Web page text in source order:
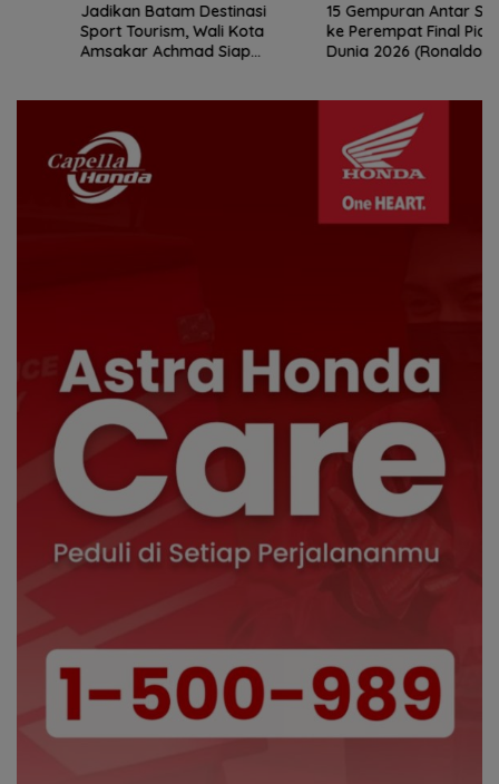
Jadikan Batam Destinasi
Sport Tourism, Wali Kota
Amsakar Achmad Siap
15 Gempuran Antar Spanyol
ke Perempat Final Piala
Dunia 2026 (Ronaldo Angkat